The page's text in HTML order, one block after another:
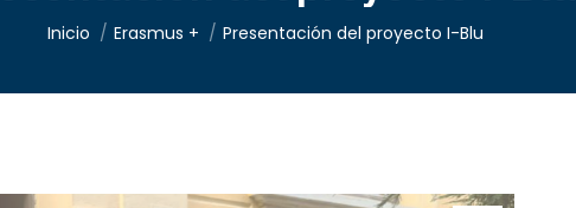
Estás aquí:
Inicio Erasmus + Presentación del proyecto I-Blu